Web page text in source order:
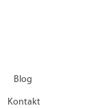
Blog
Kontakt